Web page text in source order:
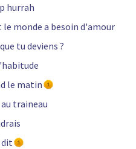
hurrah
le monde a besoin d'amour
tu deviens ?
le matin
traineau
dit